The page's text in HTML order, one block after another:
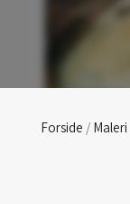
Forside / Maleri